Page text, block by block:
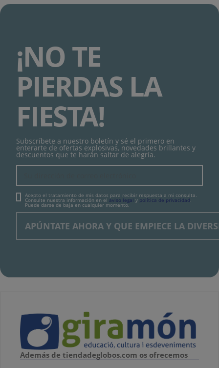
¡NO TE
PIERDAS LA
FIESTA!
Subscríbete a nuestro boletín y sé el primero en
enterarte de ofertas explosivas, novedades brillantes y
descuentos que te harán saltar de alegría.
Acepto el tratamiento de mis datos para recibir respuesta a mi consulta.
Consulte nuestra información en el aviso legal y política de privacidad.
Puede darse de baja en cualquier momento.
Además de tiendadeglobos.com os ofrecemos